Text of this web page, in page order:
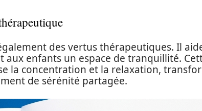
des vertus thérapeutiques. Il
aux enfants un espace de tranquillité.
la concentration et la relaxation,
de sérénité partagée.